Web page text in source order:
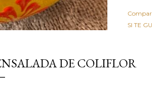
Estas
SI TE
DE COLIFLOR